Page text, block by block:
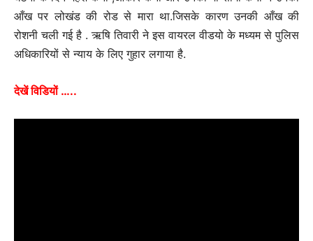
आँख पर लोखंड की रोड से मारा था.जिसके कारण उनकी आँख की
रोशनी चली गई है . ऋषि तिवारी ने इस वायरल वीडयो के मध्यम से पुलिस
अधिकारियों से न्याय के लिए गुहार लगाया है.
देखें विडियों …..